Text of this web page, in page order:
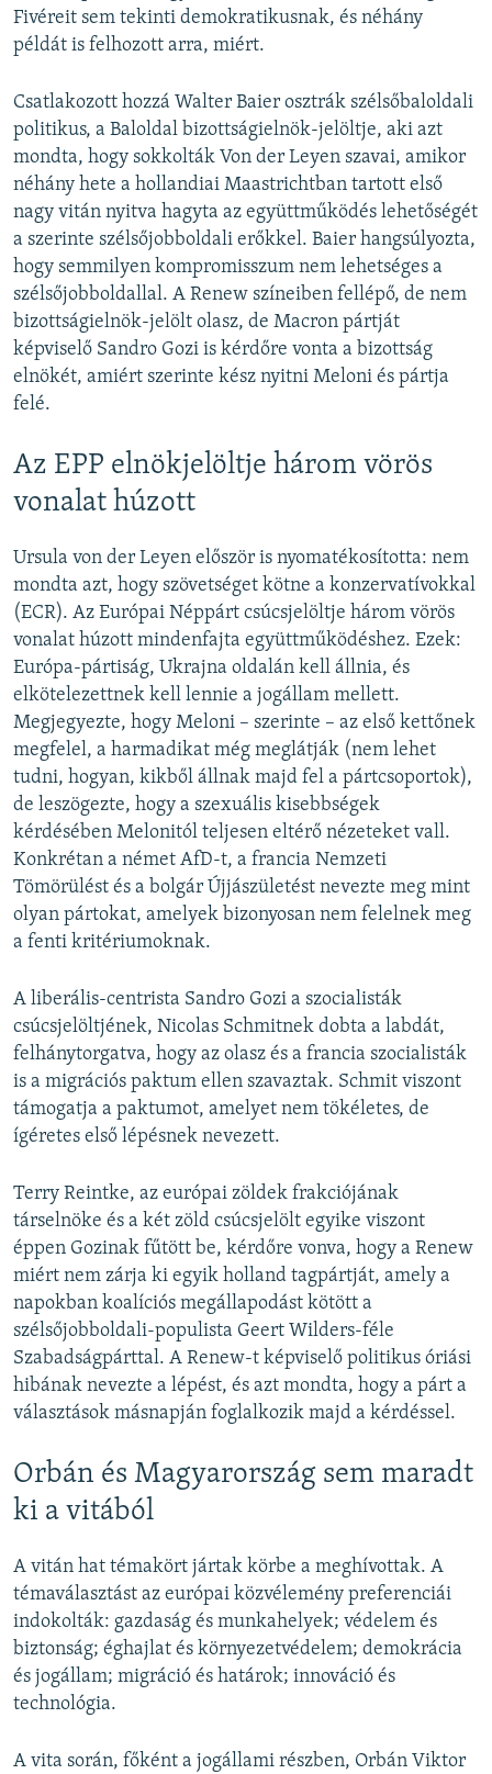
Fivéreit sem tekinti demokratikusnak, és néhány
példát is felhozott arra, miért.
Csatlakozott hozzá Walter Baier osztrák szélsőbaloldali
politikus, a Baloldal bizottságielnök-jelöltje, aki azt
mondta, hogy sokkolták Von der Leyen szavai, amikor
néhány hete a hollandiai Maastrichtban tartott első
nagy vitán nyitva hagyta az együttműködés lehetőségét
a szerinte szélsőjobboldali erőkkel. Baier hangsúlyozta,
hogy semmilyen kompromisszum nem lehetséges a
szélsőjobboldallal. A Renew színeiben fellépő, de nem
bizottságielnök-jelölt olasz, de Macron pártját
képviselő Sandro Gozi is kérdőre vonta a bizottság
elnökét, amiért szerinte kész nyitni Meloni és pártja
felé.
Az EPP elnökjelöltje három vörös
vonalat húzott
Ursula von der Leyen először is nyomatékosította: nem
mondta azt, hogy szövetséget kötne a konzervatívokkal
(ECR). Az Európai Néppárt csúcsjelöltje három vörös
vonalat húzott mindenfajta együttműködéshez. Ezek:
Európa-pártiság, Ukrajna oldalán kell állnia, és
elkötelezettnek kell lennie a jogállam mellett.
Megjegyezte, hogy Meloni – szerinte – az első kettőnek
megfelel, a harmadikat még meglátják (nem lehet
tudni, hogyan, kikből állnak majd fel a pártcsoportok),
de leszögezte, hogy a szexuális kisebbségek
kérdésében Melonitól teljesen eltérő nézeteket vall.
Konkrétan a német AfD-t, a francia Nemzeti
Tömörülést és a bolgár Újjászületést nevezte meg mint
olyan pártokat, amelyek bizonyosan nem felelnek meg
a fenti kritériumoknak.
A liberális-centrista Sandro Gozi a szocialisták
csúcsjelöltjének, Nicolas Schmitnek dobta a labdát,
felhánytorgatva, hogy az olasz és a francia szocialisták
is a migrációs paktum ellen szavaztak. Schmit viszont
támogatja a paktumot, amelyet nem tökéletes, de
ígéretes első lépésnek nevezett.
Terry Reintke, az európai zöldek frakciójának
társelnöke és a két zöld csúcsjelölt egyike viszont
éppen Gozinak fűtött be, kérdőre vonva, hogy a Renew
miért nem zárja ki egyik holland tagpártját, amely a
napokban koalíciós megállapodást kötött a
szélsőjobboldali-populista Geert Wilders-féle
Szabadságpárttal. A Renew-t képviselő politikus óriási
hibának nevezte a lépést, és azt mondta, hogy a párt a
választások másnapján foglalkozik majd a kérdéssel.
Orbán és Magyarország sem maradt
ki a vitából
A vitán hat témakört jártak körbe a meghívottak. A
témaválasztást az európai közvélemény preferenciái
indokolták: gazdaság és munkahelyek; védelem és
biztonság; éghajlat és környezetvédelem; demokrácia
és jogállam; migráció és határok; innováció és
technológia.
A vita során, főként a jogállami részben, Orbán Viktor